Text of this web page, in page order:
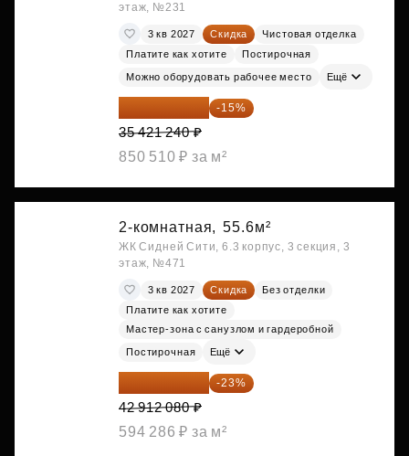
этаж, №231
3 кв 2027 Скидка
Чистовая отделка
Платите как хотите
Постирочная
Можно оборудовать рабочее место Ещё
30 108 054 ₽ -15%
35 421 240 ₽
850 510 ₽ за м²
2-комнатная, 55.6м²
ЖК Сидней Сити, 6.3 корпус, 3 секция, 3
этаж, №471
3 кв 2027 Скидка
Без отделки
Платите как хотите
Мастер-зона с санузлом и гардеробной
Постирочная Ещё
33 042 302 ₽ -23%
42 912 080 ₽
594 286 ₽ за м²